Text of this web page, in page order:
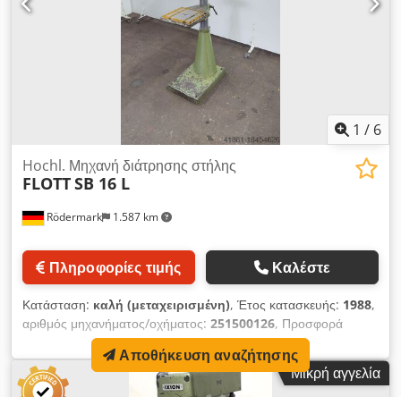
μηχανής - διάφορα καμένα τρυπάνια HSS 5 - 15 mm
1 / 6
Rödermark 1.587 km
Hochl. Μηχανή διάτρησης στήλης
FLOTTSB 16 L
Πληροφορίες τιμής Καλέστε
Κατάσταση: καλή (μεταχειρισμένη), Έτος κατασκευής: 1988,
αριθμός μηχανήματος/οχήματος: 251500126, Προσφορά
24156 Τεχνικά στοιχεία: - Δυνατότητα διάτρησης σε χάλυβα ST
60 18 mm - Στήριγμα άξονα τρυπανιού MK 2 - Διάτρηση άξονα
100 mm - Ταχύτητες ατράκτου διάτρησης περίπου 340 - 2400
Μικρή αγγελία
Αποθήκευση αναζήτησης